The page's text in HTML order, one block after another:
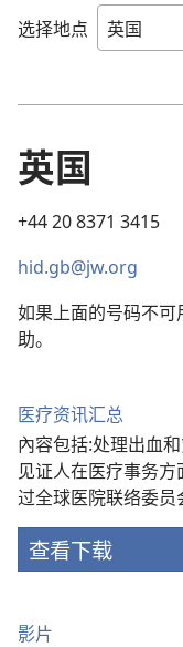
选择地点
英国
+44 20 8371 3415
hid.gb@jw.org
如果上面的号码不
助。
医疗资讯汇总
內容包括:处理出血
见证人在医疗事务
过全球医院联络委员
查看下载
影片